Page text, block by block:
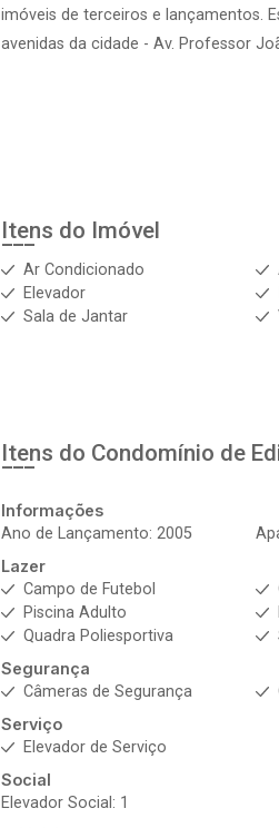
imóveis de terceiros e lançamentos.
avenidas da cidade - Av. Professor
Itens do Imóvel
Ar Condicionado
Elevador
Sala de Jantar
Itens do Condomínio de
Informações
Ano de Lançamento: 2005
Lazer
Campo de Futebol
Piscina Adulto
Quadra Poliesportiva
Segurança
Câmeras de Segurança
Serviço
Elevador de Serviço
Social
Elevador Social: 1